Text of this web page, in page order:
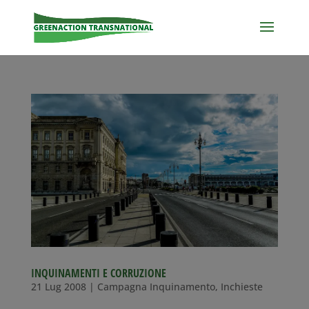
INQUINAMENTI E CORRUZIONE
21 Lug 2008 | Campagna Inquinamento, Inchieste